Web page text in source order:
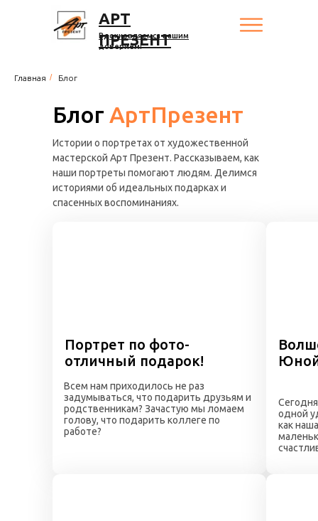
АРТ
ПРЕЗЕНТ
Вдохновляемся вашим
доверием!
Главная / Блог
Блог АртПрезент
Истории о портретах от художественной
мастерской Арт Презент. Рассказываем, как
наши портреты помогают людям. Делимся
историями об идеальных подарках и
спасенных воспоминаниях.
Всем нам приходилось не раз
задумываться, что подарить друзьям и
родственникам? Зачастую мы ломаем
голову, что подарить коллеге по
работе?
Портрет по фото-
отличный подарок!
одной
как